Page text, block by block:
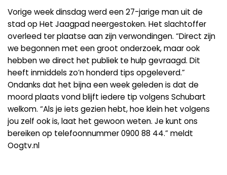
Vorige week dinsdag werd een 27-jarige man uit de
stad op Het Jaagpad neergestoken. Het slachtoffer
overleed ter plaatse aan zijn verwondingen. “Direct zijn
we begonnen met een groot onderzoek, maar ook
hebben we direct het publiek te hulp gevraagd. Dit
heeft inmiddels zo’n honderd tips opgeleverd.”
Ondanks dat het bijna een week geleden is dat de
moord plaats vond blijft iedere tip volgens Schubart
welkom. “Als je iets gezien hebt, hoe klein het volgens
jou zelf ook is, laat het gewoon weten. Je kunt ons
bereiken op telefoonnummer 0900 88 44.” meldt
Oogtv.nl